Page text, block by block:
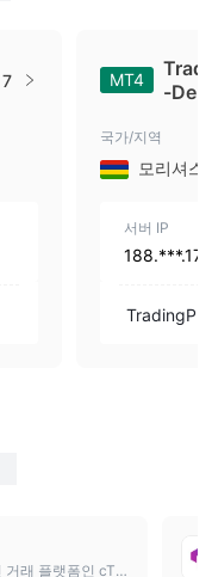
7 MT4
-
국가/지역
모리셔스
서버 IP
188.***.17
거래 플랫폼인 cTra